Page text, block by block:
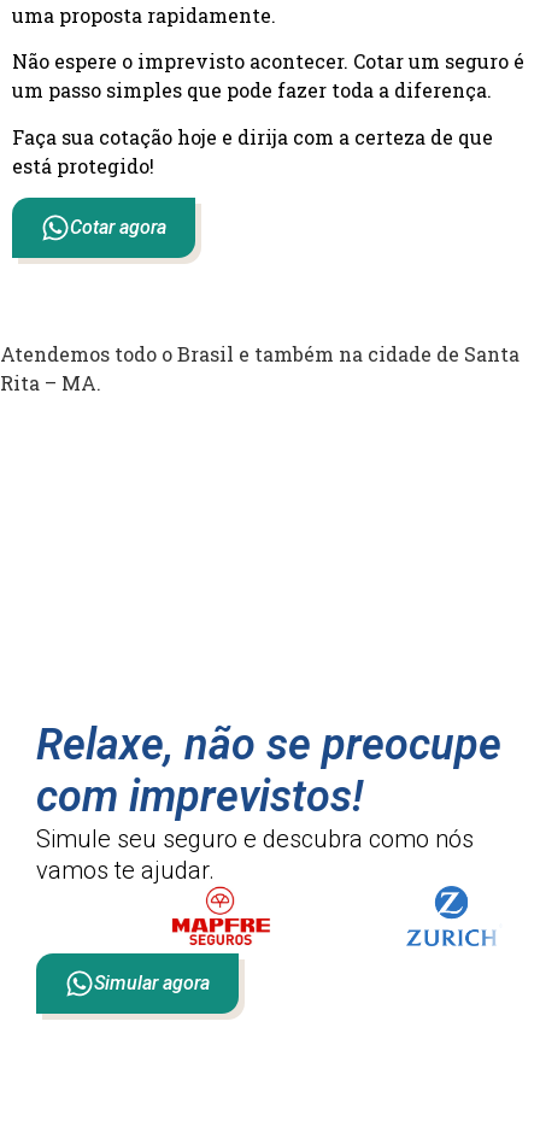
uma proposta rapidamente.
Não espere o imprevisto acontecer. Cotar um seguro é
um passo simples que pode fazer toda a diferença.
Faça sua cotação hoje e dirija com a certeza de que
está protegido!
Cotar agora
Atendemos todo o Brasil e também na cidade de Santa
Rita – MA.
Relaxe, não se preocupe
com imprevistos!
Simule seu seguro e descubra como nós
vamos te ajudar.
Simular agora